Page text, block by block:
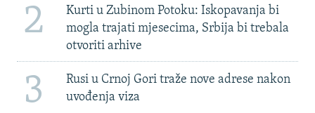
2
Kurti u Zubinom Potoku: Iskopavanja bi
mogla trajati mjesecima, Srbija bi trebala
otvoriti arhive
3
Rusi u Crnoj Gori traže nove adrese nakon
uvođenja viza